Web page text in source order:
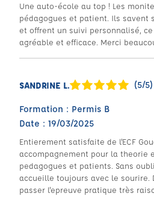
Une auto-école au top ! Les
pédagogues et patient. Ils savent
et offrent un suivi personnalisé,
agréable et efficace. Merci
SANDRINE L. (5/5)
Formation : Permis B
Date : 19/03/2025
Entierement satisfaite de l'ECF
accompagnement pour la theorie
pedagogues et patients. Sans
accueille toujours avec le sourire.
passer l'epreuve pratique très